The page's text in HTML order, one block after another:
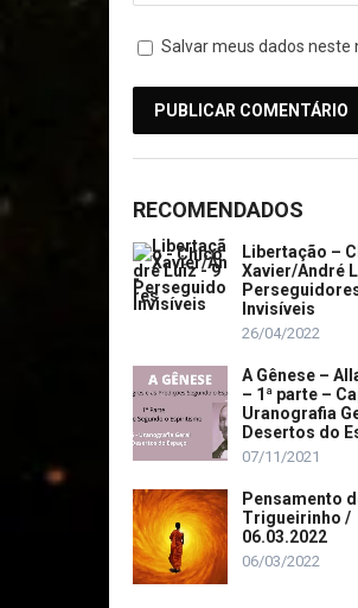
Salvar meus dados neste
RECOMENDADOS
Libertação –
Xavier/André
Invisíveis
26/04/2022
A Gênese –
– 1ª parte –
Uranografia
Desertos do
07/11/2021
Pensamento
Trigueirinho /
06.03.2022
06/03/2022